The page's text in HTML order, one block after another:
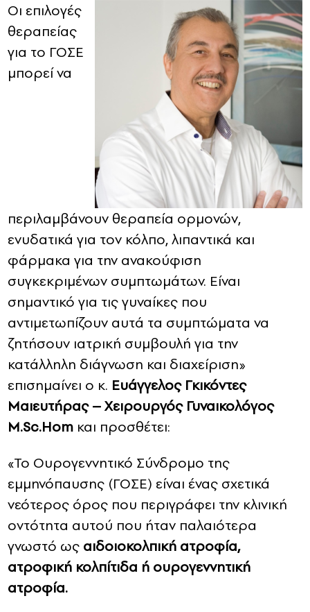
Οι επιλογές
θεραπείας
για το ΓΟΣΕ
μπορεί να
περιλαμβάνουν θεραπεία ορμονών,
ενυδατικά για τον κόλπο, λιπαντικά και
φάρμακα για την ανακούφιση
συγκεκριμένων συμπτωμάτων. Είναι
σημαντικό για τις γυναίκες που
αντιμετωπίζουν αυτά τα συμπτώματα να
ζητήσουν ιατρική συμβουλή για την
κατάλληλη διάγνωση και διαχείριση»
επισημαίνει ο κ. Ευάγγελος Γκικόντες
Μαιευτήρας – Χειρουργός Γυναικολόγος
M.Sc.Hom και προσθέτει:
«Το Ουρογεννητικό Σύνδρομο της
εμμηνόπαυσης (ΓΟΣΕ) είναι ένας σχετικά
νεότερος όρος που περιγράφει την κλινική
οντότητα αυτού που ήταν παλαιότερα
γνωστό ως αιδοιοκολπική ατροφία,
ατροφική κολπίτιδα ή ουρογεννητική
ατροφία.